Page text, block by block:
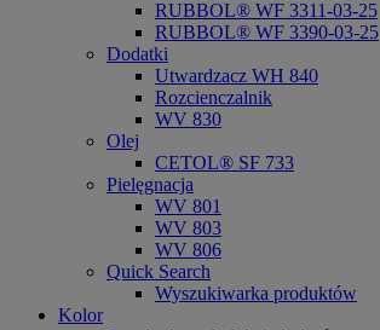
RUBBOL® WF 3311-03-25
RUBBOL® WF 3390-03-25
Dodatki
Utwardzacz WH 840
Rozcienczalnik
WV 830
Olej
CETOL® SF 733
Pielęgnacja
WV 801
WV 803
WV 806
Quick Search
Wyszukiwarka produktów
Kolor